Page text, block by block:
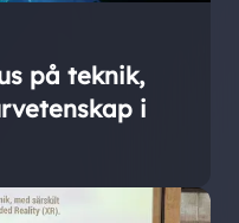
på teknik,
i